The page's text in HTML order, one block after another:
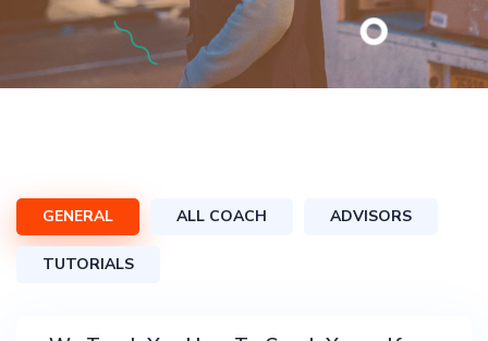
GENERAL ALL COACH ADVISORS
TUTORIALS